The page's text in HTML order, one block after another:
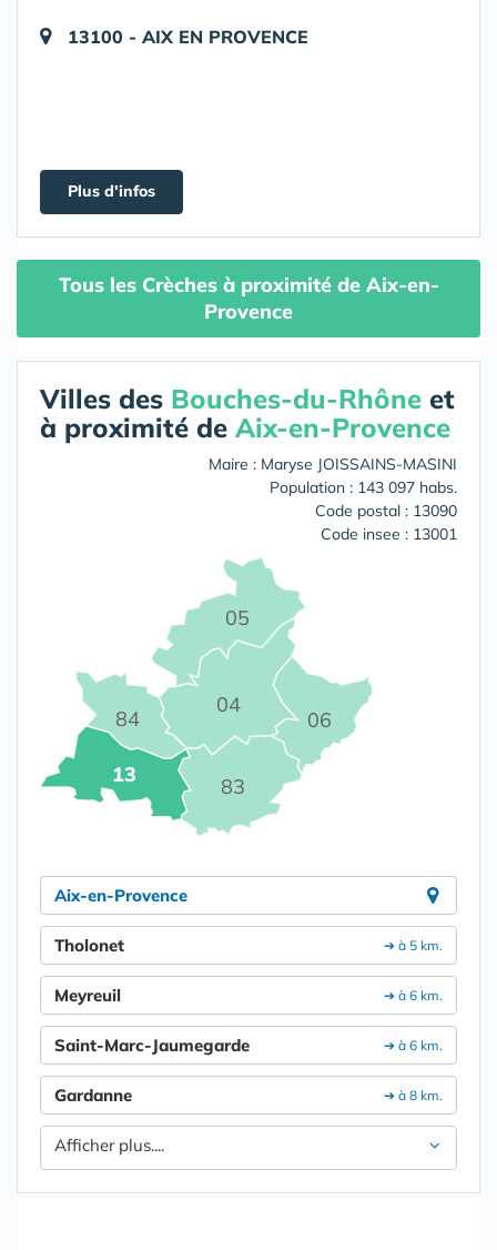
13100 - AIX EN PROVENCE
Plus d'infos
Tous les Crèches à proximité de Aix-en-
Provence
Villes des Bouches-du-Rhône et
à proximité de Aix-en-Provence
Maire : Maryse JOISSAINS-MASINI
Population : 143 097 habs.
Code postal : 13090
Code insee : 13001
04
05
06
13 83
84
Aix-en-Provence
➔ à 5 km.
Tholonet
➔ à 6 km.
Meyreuil
➔ à 6 km.
Saint-Marc-Jaumegarde
➔ à 8 km.
Gardanne
Afficher plus....